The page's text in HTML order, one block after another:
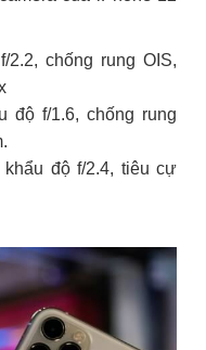
2.2, chống rung OIS,
độ f/1.6, chống rung
khẩu độ f/2.4, tiêu cự